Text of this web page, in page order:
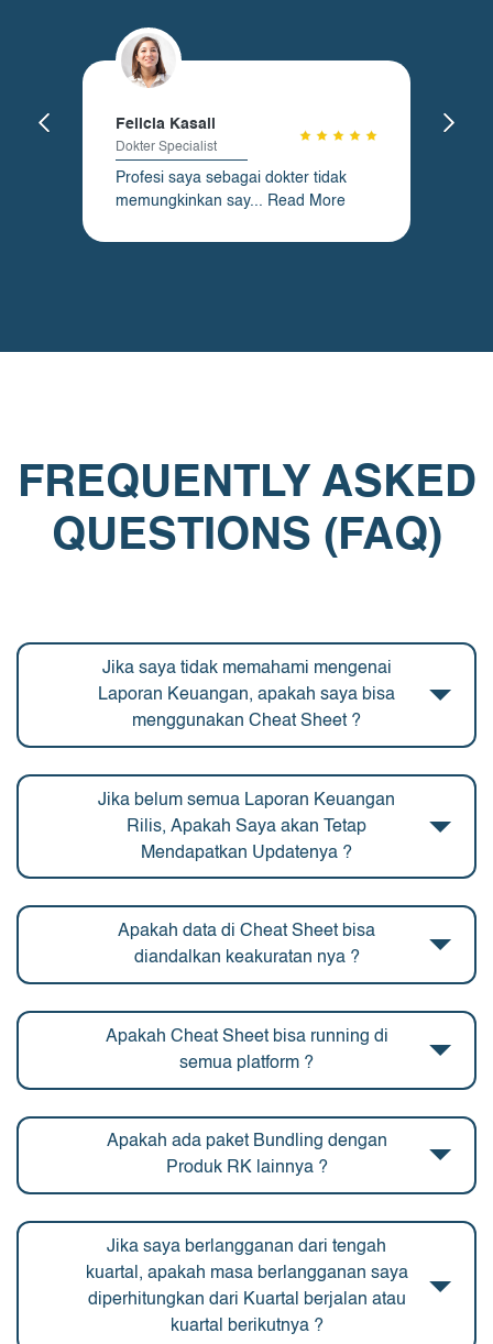
Felicia Kasali
Dokter Specialist
Profesi saya sebagai dokter tidak
memungkinkan say...
Read More
FREQUENTLY ASKED
QUESTIONS (FAQ)
Jika saya tidak memahami mengenai
Laporan Keuangan, apakah saya bisa
menggunakan Cheat Sheet ?
Jika belum semua Laporan Keuangan
Rilis, Apakah Saya akan Tetap
Mendapatkan Updatenya ?
Apakah data di Cheat Sheet bisa
diandalkan keakuratan nya ?
Apakah Cheat Sheet bisa running di
semua platform ?
Apakah ada paket Bundling dengan
Produk RK lainnya ?
Jika saya berlangganan dari tengah
kuartal, apakah masa berlangganan saya
diperhitungkan dari Kuartal berjalan atau
kuartal berikutnya ?